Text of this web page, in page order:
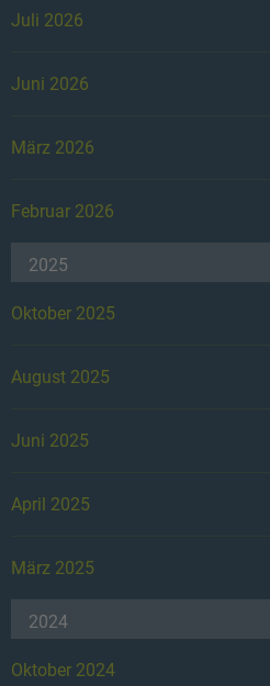
Juli 2026
Juni 2026
März 2026
Februar 2026
2025
Oktober 2025
August 2025
Juni 2025
April 2025
März 2025
2024
Oktober 2024